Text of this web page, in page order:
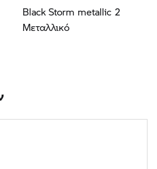
Black Storm metallic 2
Μεταλλικό